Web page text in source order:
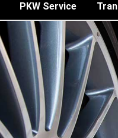
PKW Service